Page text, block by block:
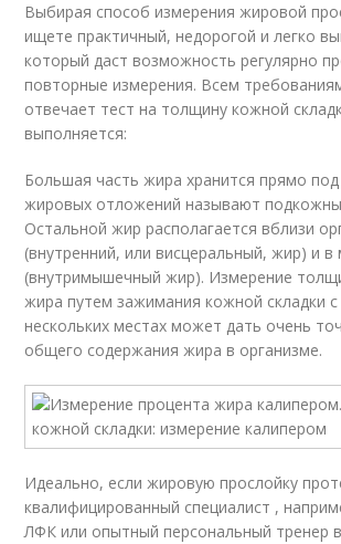
Выбирая способ измерения жировой
ищете практичный, недорогой и легко
который даст возможность регулярно
повторные измерения. Всем
отвечает тест на толщину кожной
выполняется:
Большая часть жира хранится прямо
жировых отложений называют
Остальной жир располагается вблизи
(внутренний, или висцеральный, жир) и
(внутримышечный жир). Измерение
жира путем зажимания кожной складки
нескольких местах может дать очень
общего содержания жира в организме.
Идеально, если жировую прослойку
квалифицированный специалист ,
ЛФК или опытный персональный тренер